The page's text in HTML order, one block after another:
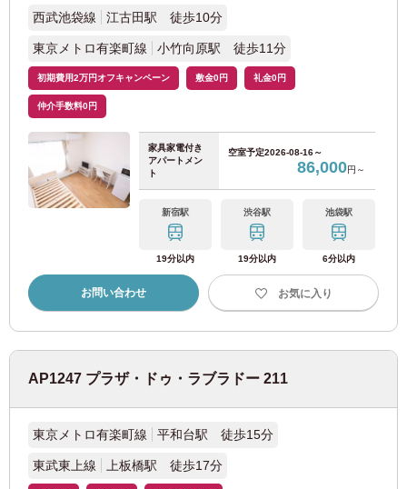
西武池袋線 江古田駅 徒歩10分
東京メトロ有楽町線 小竹向原駅 徒歩11分
初期費用2万円オフキャンペーン 敷金0円 礼金0円
仲介手数料0円
家具家電付き
アパートメン
ト
空室予定2026-08-16～
86,000円～
新宿駅
19分以内
渋谷駅
19分以内
池袋駅
6分以内
お問い合わせ お気に入り
AP1247 プラザ・ドゥ・ラブラドー 211
東京メトロ有楽町線 平和台駅 徒歩15分
東武東上線 上板橋駅 徒歩17分
JR桜島線 (1)
阪和線(天王寺～和歌山) (14)
JR東西線 (20)
JR京都線
おおさか東線 (21)
阪神なんば線 (10)
京阪電鉄
京阪本線 (9)
16
17 18 19
23
24 25 27
入居予定者様・入居者様専用
03-6712-4344